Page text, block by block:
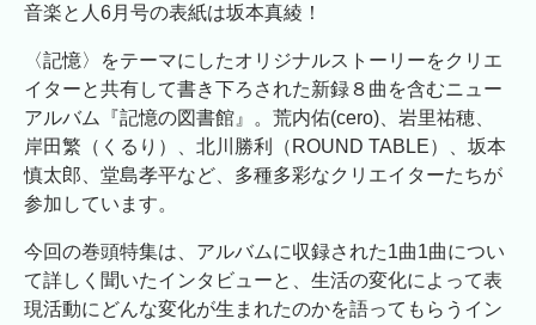
音楽と人6月号の表紙は坂本真綾！
〈記憶〉をテーマにしたオリジナルストーリーをクリエ
イターと共有して書き下ろされた新録８曲を含むニュー
アルバム『記憶の図書館』。荒内佑(cero)、岩里祐穂、
岸田繁（くるり）、北川勝利（ROUND TABLE）、坂本
慎太郎、堂島孝平など、多種多彩なクリエイターたちが
参加しています。
今回の巻頭特集は、アルバムに収録された1曲1曲につい
て詳しく聞いたインタビューと、生活の変化によって表
現活動にどんな変化が生まれたのかを語ってもらうイン